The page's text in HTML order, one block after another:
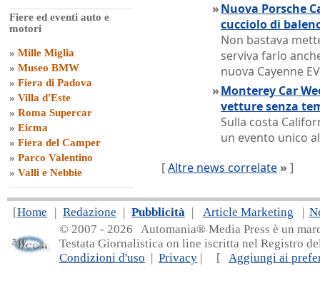
Fiere ed eventi auto e
motori
» Mille Miglia
» Museo BMW
» Fiera di Padova
» Villa d'Este
» Roma Supercar
» Eicma
» Fiera del Camper
» Parco Valentino
» Valli e Nebbie
»Nuova Porsche
cucciolo di
Non bastava
serviva farlo
nuova Cayenne EV
»Monterey Car
vetture senza
Sulla costa
un evento unico
[Altre news correlate » ]
[Home | Redazione | Pubblicità | Article Marketing |
© 2007 - 2026 Automania® Media Press è un
Testata Giornalistica on line iscritta nel Registro
Condizioni d'uso | Privacy | [ Aggiungi ai